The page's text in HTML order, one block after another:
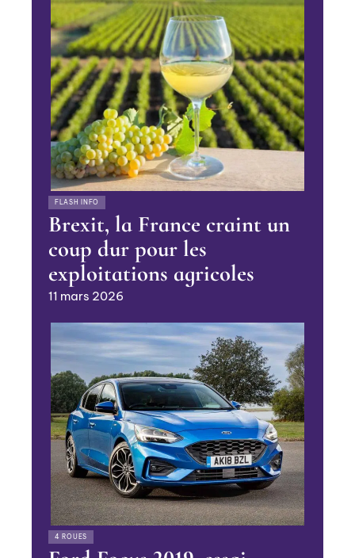
FLASH INFO
Brexit, la France craint un
coup dur pour les
exploitations agricoles
11 mars 2026
4 ROUES